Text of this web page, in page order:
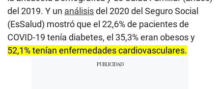
del 2019. Y un análisisdel 2020 del Seguro Social
(EsSalud) mostró que el 22,6% de pacientes de
COVID-19 tenía diabetes, el 35,3% eran obesos y
52,1% tenían enfermedades cardiovasculares.